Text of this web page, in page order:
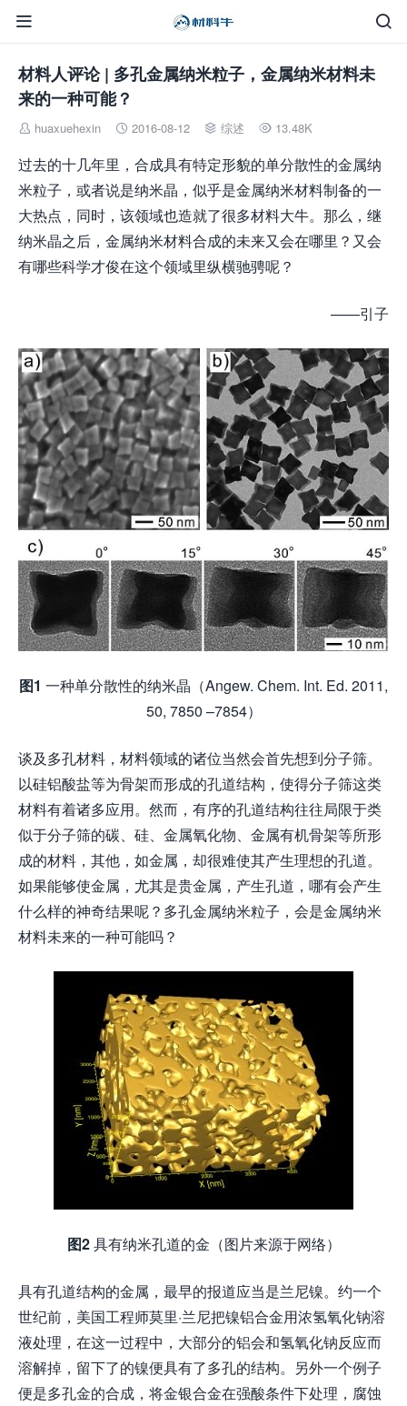


材料人评论 | 多孔金属纳米粒子，金属纳米材料未
来的一种可能？
 huaxuehexin  2016-08-12  综述  13.48K
过去的十几年里，合成具有特定形貌的单分散性的金属纳
米粒子，或者说是纳米晶，似乎是金属纳米材料制备的一
大热点，同时，该领域也造就了很多材料大牛。那么，继
纳米晶之后，金属纳米材料合成的未来又会在哪里？又会
有哪些科学才俊在这个领域里纵横驰骋呢？
——引子
图1 一种单分散性的纳米晶（Angew. Chem. Int. Ed. 2011,
50, 7850 –7854）
谈及多孔材料，材料领域的诸位当然会首先想到分子筛。
以硅铝酸盐等为骨架而形成的孔道结构，使得分子筛这类
材料有着诸多应用。然而，有序的孔道结构往往局限于类
似于分子筛的碳、硅、金属氧化物、金属有机骨架等所形
成的材料，其他，如金属，却很难使其产生理想的孔道。
如果能够使金属，尤其是贵金属，产生孔道，哪有会产生
什么样的神奇结果呢？多孔金属纳米粒子，会是金属纳米
材料未来的一种可能吗？
图2具有纳米孔道的金（图片来源于网络）
具有孔道结构的金属，最早的报道应当是兰尼镍。约一个
世纪前，美国工程师莫里·兰尼把镍铝合金用浓氢氧化钠溶
液处理，在这一过程中，大部分的铝会和氢氧化钠反应而
溶解掉，留下了的镍便具有了多孔的结构。另外一个例子
便是多孔金的合成，将金银合金在强酸条件下处理，腐蚀